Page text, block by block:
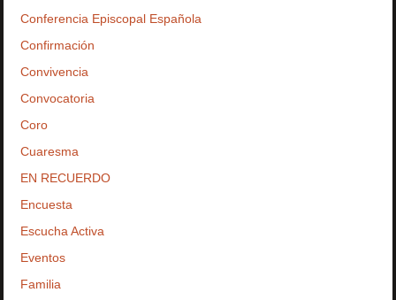
Conferencia Episcopal Española
Confirmación
Convivencia
Convocatoria
Coro
Cuaresma
EN RECUERDO
Encuesta
Escucha Activa
Eventos
Familia